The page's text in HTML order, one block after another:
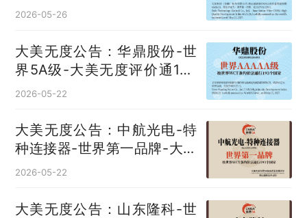
无度评价通193国
2026-05-26
大美无度公告：华鼎股份-世
界5A级-大美无度评价通193
国
2026-05-22
大美无度公告：中航光电-特
种连接器‌-世界第一品牌-大美
无度评价通193国
2026-05-22
大美无度公告：山东隆科-世